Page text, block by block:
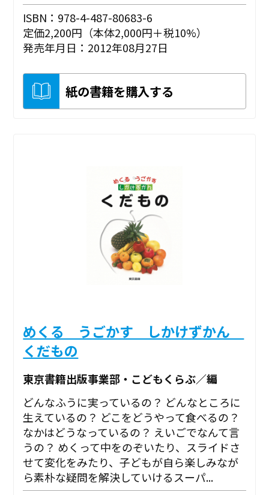
ISBN：978-4-487-80683-6
定価2,200円（本体2,000円＋税10%）
発売年月日：2012年08月27日
紙の書籍を購入する
めくる うごかす しかけずかん
くだもの
東京書籍出版事業部・こどもくらぶ／編
どんなふうに実っているの？ どんなところに
生えているの？ どこをどうやって食べるの？
なかはどうなっているの？ えいごでなんて言
うの？ めくって中をのぞいたり、スライドさ
せて変化をみたり、子どもが自ら楽しみなが
ら素朴な疑問を解決していけるスーパ...